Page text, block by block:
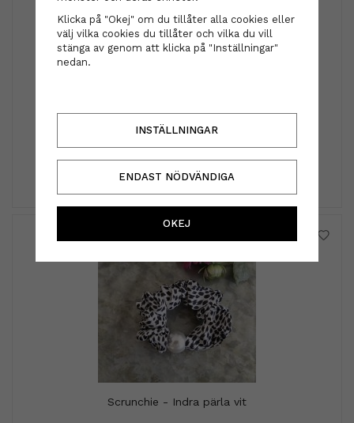
199 kr
INFO KÖP
Scrunchie - Indra pärla vit
Klicka på "Okej" om du tillåter alla cookies eller
välj vilka cookies du tillåter och vilka du vill
stänga av genom att klicka på "Inställningar"
nedan.
INSTÄLLNINGAR
ENDAST NÖDVÄNDIGA
OKEJ